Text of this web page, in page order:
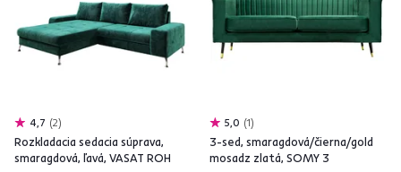
4,7 2
Rozkladacia sedacia súprava,
smaragdová, ľavá, VASAT ROH
5,0 1
3-sed, smaragdová/čierna/gold
mosadz zlatá, SOMY 3